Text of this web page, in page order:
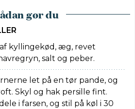
gør du
kyllingekød, æg, revet
salt og peber.
let på en tør pande, og
Skyl og hak persille fint.
i farsen, og stil på køl i 30